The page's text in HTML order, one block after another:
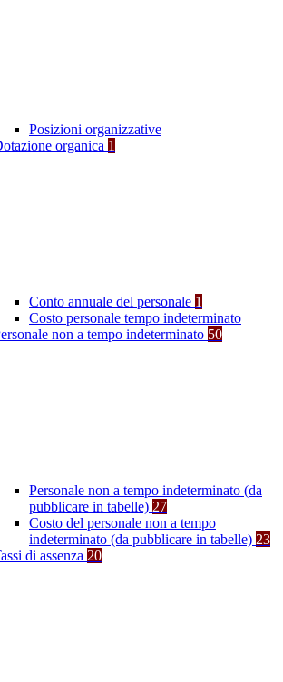
Posizioni organizzative
organica 1
Conto annuale del personale 1
Costo personale tempo indeterminato
non a tempo indeterminato 50
Personale non a tempo indeterminato (da
pubblicare in tabelle) 27
Costo del personale non a tempo
indeterminato (da pubblicare in tabelle) 23
di assenza 20